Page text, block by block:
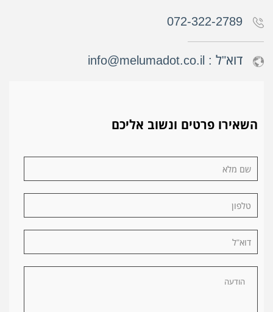
072-322-2789
דוא"ל : info@melumadot.co.il
השאירו פרטים ונשוב אליכם